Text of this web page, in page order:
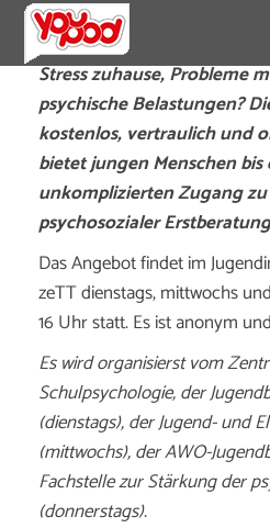
Stress zuhause, Probleme
psychische Belastungen?
kostenlos, vertraulich und
bietet jungen Menschen bis
unkomplizierten Zugang
psychosozialer
Das Angebot findet im
zeTT dienstags, mittwochs
16 Uhr statt. Es ist anonym
Es wird organisierst vom
Schulpsychologie, der
(dienstags), der Jugend- und
(mittwochs), der AWO-
Fachstelle zur Stärkung der
(donnerstags).